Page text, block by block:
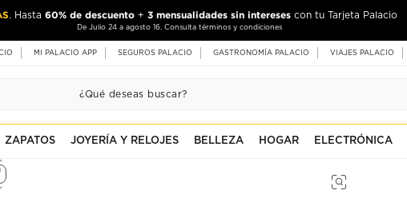
. Hasta 60% de descuento + 3 mensualidades sin intereses con tu Tarjeta Palacio
De Julio 24 a agosto 16. Consulta términos y condiciones
MI PALACIO APP SEGUROS PALACIO GASTRONOMÍA PALACIO VIAJES PALACIO
ZAPATOS JOYERÍA Y RELOJES BELLEZA HOGAR ELECTRÓNICA